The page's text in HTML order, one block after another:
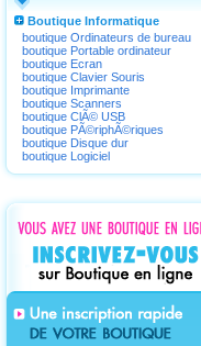
Boutique Informatique
boutique Ordinateurs de bureau
boutique Portable ordinateur
boutique Ecran
boutique Clavier Souris
boutique Imprimante
boutique Scanners
boutique ClÃ© USB
boutique PÃ©riphÃ©riques
boutique Disque dur
boutique Logiciel